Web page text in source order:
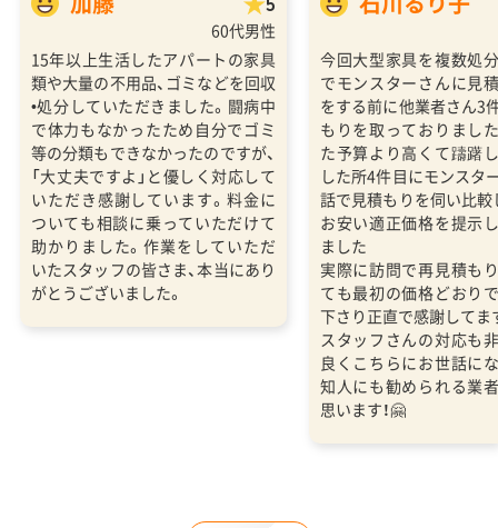
60代男性
15年以上生活したアパートの家具
類や大量の不用品、ゴミなどを回収
•処分していただきました。闘病中
で体力もなかったため自分でゴミ
等の分類もできなかったのですが、
「大丈夫ですよ」と優しく対応して
いただき感謝しています。料金に
ついても相談に乗っていただけて
助かりました。作業をしていただ
いたスタッフの皆さま、本当にあり
がとうございました。
今回大型家具を複数処
でモンスターさんに見
をする前に他業者さん3
もりを取っておりまし
た予算より高くて躊躇
した所4件目にモンスタ
話で見積もりを伺い比
お安い適正価格を提示
ました
実際に訪問で再見積も
ても最初の価格どおり
下さり正直で感謝してま
スタッフさんの対応も
良くこちらにお世話に
知人にも勧められる業
思います！🤗